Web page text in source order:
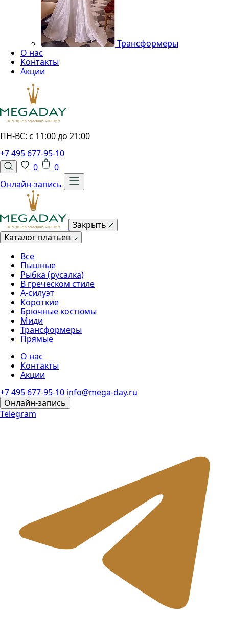
Трансформеры
О нас
Контакты
Акции
ПН-ВС: с 11:00 до 21:00
+7 495 677-95-10
0
0
Онлайн-запись
Закрыть
Каталог платьев
Все
Пышные
Рыбка (русалка)
В греческом стиле
А-силуэт
Короткие
Брючные костюмы
Миди
Трансформеры
Прямые
О нас
Контакты
Акции
+7 495 677-95-10 info@mega-day.ru
Онлайн-запись
Telegram